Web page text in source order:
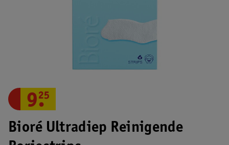
Bioré Ultradiep Reinigende
9.
25